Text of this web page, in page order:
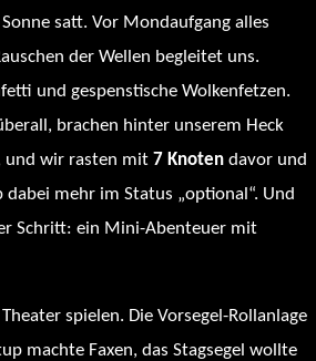
satt. Vor Mondaufgang alles
der Wellen begleitet uns.
und gespenstische Wolkenfetzen.
brachen hinter unserem Heck
und wir rasten mit 7 Knoten davor und
dabei mehr im Status „optional“. Und
Schritt: ein Mini-Abenteuer mit
spielen. Die Vorsegel-Rollanlage
machte Faxen, das Stagsegel wollte